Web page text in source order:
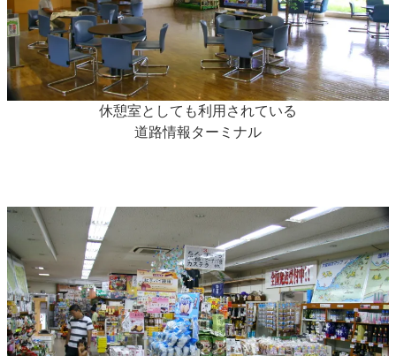
休憩室としても利用されている
道路情報ターミナル